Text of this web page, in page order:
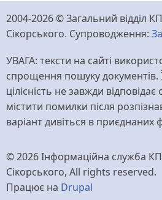
2004-2026 © Загальний відділ
Сікорського. Супроводження:
УВАГА: тексти на сайті
спрощення пошуку документів.
цілісність не завжди
містити помилки після
варіант дивіться в приєднаних
© 2026 Інформаційна служба
Сікорського, All rights reserved.
Працює на Drupal